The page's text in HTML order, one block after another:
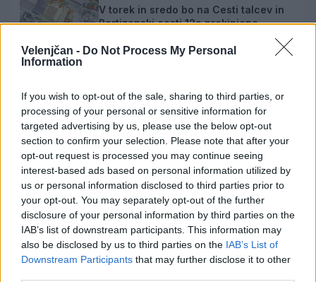
Velenjčan - Do Not Process My Personal
Information
If you wish to opt-out of the sale, sharing to third parties, or
processing of your personal or sensitive information for
targeted advertising by us, please use the below opt-out
section to confirm your selection. Please note that after your
opt-out request is processed you may continue seeing
interest-based ads based on personal information utilized by
us or personal information disclosed to third parties prior to
your opt-out. You may separately opt-out of the further
disclosure of your personal information by third parties on the
IAB’s list of downstream participants. This information may
also be disclosed by us to third parties on the IAB’s List of
Downstream Participants that may further disclose it to other
V torek in sredo bo na Cesti talcev in
Partizanski cesti 12a prekinjena
Pitna voda je dragocen vir –
uporabljajmo jo preudarno
5. avgust 2026
Opozorilo:Po 297. členu Kazenskega zakonika je
posameznik kazensko odgovoren za javno spodbujanje
sovraštva, nasilja ali nestrpnosti. Komentarji z žaljivimi,
rasističnimi, diskriminatornimi ali nezakonitimi vsebinami
bodo odstranjeni. Pravila komentiranja →